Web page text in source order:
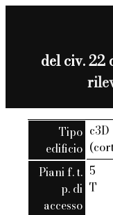
del civ. 22
Tipo
edificio
c3D
Piani f. t.
p. di
accesso
5
T